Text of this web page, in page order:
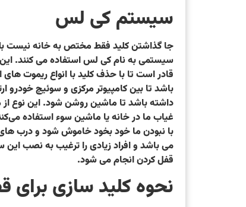
سیستم کی لس
جا گذاشتن کلید فقط مختص به خانه نیست
سیستمی به نام کی لس استفاده می کنند.
قادر است تا با حذف کلید با انواع ریموت‌
باشد تا بین کامپیوتر مرکزی و سوئیچ خودرو
داشته باشد تا ماشین روشن شود. این نوع
غیاب ما در خانه یا ماشین سوء استفاده
با نبودن ما خود بخود خاموش شود و درب‌
می باشد و افراد زیادی را ترغیب به نصب
قفل کردن انجام می شود.
نحوه کلید سازی برای